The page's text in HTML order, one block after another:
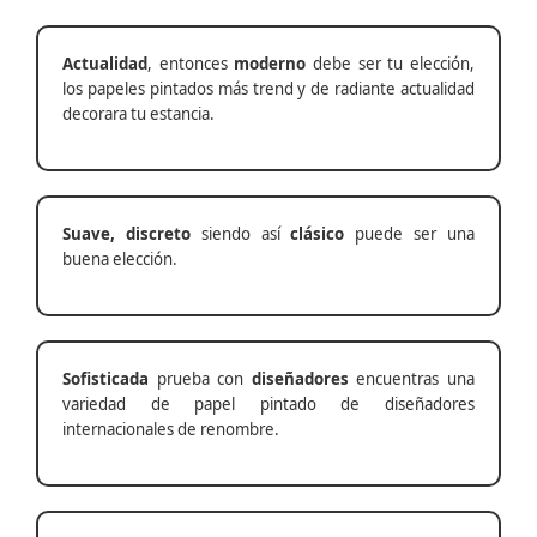
Actualidad, entonces moderno debe ser tu elección,
los papeles pintados más trend y de radiante actualidad
decorara tu estancia.
Suave, discretosiendo asíclásico puede ser una
buena elección.
Sofisticada prueba con diseñadores encuentras una
variedad de papel pintado de diseñadores
internacionales de renombre.